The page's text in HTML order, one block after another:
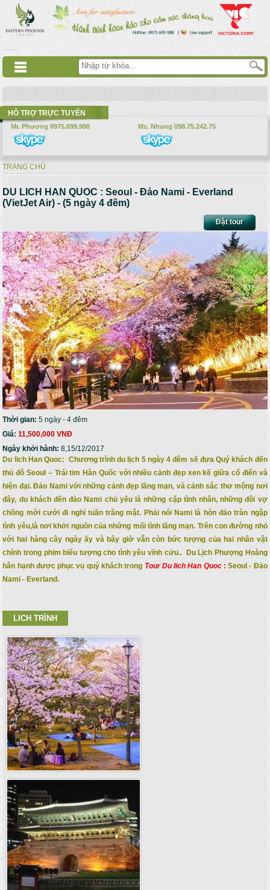
Nhảy đến nội dung
HỖ TRỢ TRỰC TUYẾN
Mr. Phương 0975.699.988 Ms. Nhung 098.75.242.75
Bạn đang ở đây
TRANG CHỦ
DU LICH HAN QUOC : Seoul - Đảo Nami - Everland
(VietJet Air) - (5 ngày 4 đêm)
Đặt tour
Thời gian:5 ngày - 4 đêm
Giá:11,500,000 VNĐ
Ngày khởi hành:8,15/12/2017
Du lich Han Quoc: Chương trình du lịch 5 ngày 4 đêm sẽ đưa Quý khách đến
thủ đô Seoul – Trái tim Hàn Quốc với nhiều cảnh đẹp xen kẽ giữa cổ điển và
hiện đại. Đảo Nami với những cảnh đẹp lãng mạn, và cảnh sắc thơ mộng nơi
đây, du khách đến đảo Nami chủ yếu là những cặp tình nhân, những đôi vợ
chồng mới cưới đi nghỉ tuần trăng mật. Phải nói Nami là hòn đảo tràn ngập
tình yêu,là nơi khởi nguồn của những mối tình lãng mạn. Trên con đường nhỏ
với hai hàng cây ngày ấy và bây giờ vẫn còn bức tượng của hai nhân vật
chính trong phim biểu tượng cho tình yêu vĩnh cửu.. Du Lịch Phượng Hoàng
hân hạnh được phục vụ quý khách trong Tour Du lich Han Quoc: Seoul - Đảo
Nami - Everland.
LICH TRÌNH